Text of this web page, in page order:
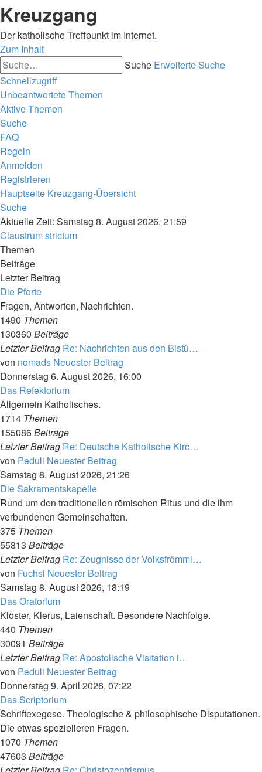
Kreuzgang
Der katholische Treffpunkt im Internet.
Zum Inhalt
Suche Erweiterte Suche
Schnellzugriff
Unbeantwortete Themen
Aktive Themen
Suche
FAQ
Regeln
Anmelden
Registrieren
Hauptseite Kreuzgang-Übersicht
Suche
Aktuelle Zeit: Samstag 8. August 2026, 21:59
Claustrum strictum
Themen
Beiträge
Letzter Beitrag
Die Pforte
Fragen, Antworten, Nachrichten.
1490 Themen
130360 Beiträge
Letzter Beitrag Re: Nachrichten aus den Bistü…
von nomads Neuester Beitrag
Donnerstag 6. August 2026, 16:00
Das Refektorium
Allgemein Katholisches.
1714 Themen
155086Beiträge
Letzter Beitrag Re: Deutsche Katholische Kirc…
von Peduli Neuester Beitrag
Samstag 8. August 2026, 21:26
Die Sakramentskapelle
Rund um den traditionellen römischen Ritus und die ihm
verbundenen Gemeinschaften.
375 Themen
55813 Beiträge
Letzter Beitrag Re: Zeugnisse der Volksfrömmi…
von Fuchsi Neuester Beitrag
Samstag 8. August 2026, 18:19
Das Oratorium
Klöster, Klerus, Laienschaft. Besondere Nachfolge.
440 Themen
30091 Beiträge
Letzter Beitrag Re: Apostolische Visitation i…
von Peduli Neuester Beitrag
Donnerstag 9. April 2026, 07:22
Das Scriptorium
Schriftexegese. Theologische & philosophische Disputationen.
Die etwas spezielleren Fragen.
1070 Themen
47603 Beiträge